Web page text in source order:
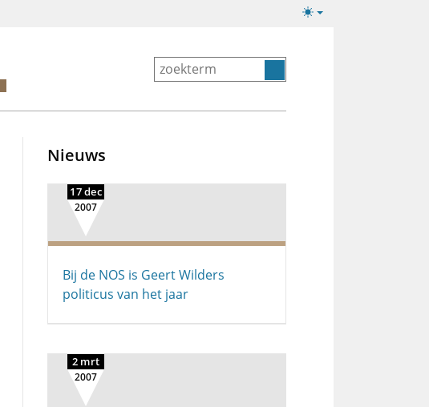
Lichte/donkere
Nieuws
17 dec
2007
Bij de NOS is Geert Wilders
politicus van het jaar
2 mrt
2007